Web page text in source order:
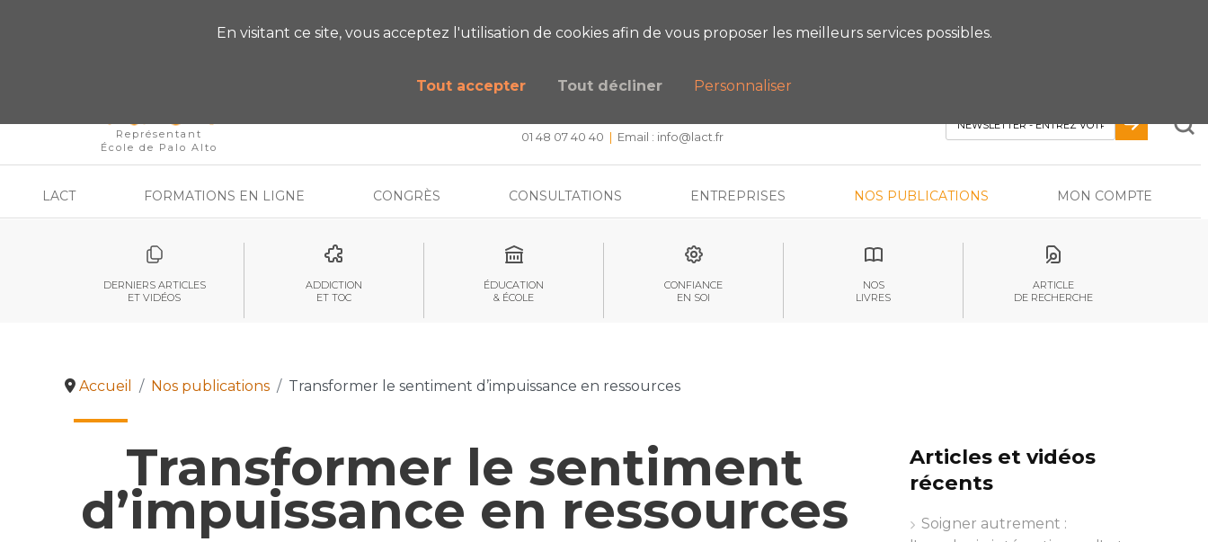
Représentant
École de Palo Alto
CENTRE DE FORMATION, INTERVENTION ET RECHERCHE
01 48 07 40 40 | Email : info@lact.fr
VOUS AVEZ DES QUESTIONS SUR NOS FORMATIONS ? PRENEZ RDV AVEC UN EXPERT
LACT FORMATIONS EN LIGNE CONGRÈS CONSULTATIONS ENTREPRISES NOS PUBLICATIONS MON COMPTE
DERNIERS ARTICLES
ET VIDÉOS
ADDICTION
ET TOC
ÉDUCATION
& ÉCOLE
CONFIANCE
EN SOI
NOS
LIVRES
ARTICLE
DE RECHERCHE
Accueil Nos publications Transformer le sentiment d’impuissance en ressources
Articles et vidéos
récents
Soigner autrement :
Transformer le sentiment
d’impuissance en ressources
En visitant ce site, vous acceptez l'utilisation de cookies afin de vous proposer les meilleurs services possibles.
Tout accepter Tout décliner Personnaliser